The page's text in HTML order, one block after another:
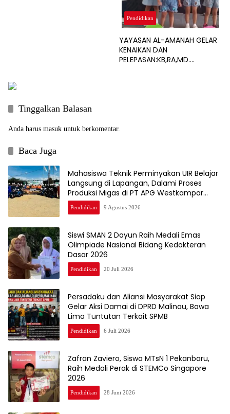
Pendidikan
YAYASAN AL-AMANAH GELAR
KENAIKAN DAN
PELEPASAN:KB,RA,MD.
Tinggalkan Balasan
Anda harus masuk untuk berkomentar.
Baca Juga
Mahasiswa Teknik Perminyakan UIR Belajar
Langsung di Lapangan, Dalami Proses
Produksi Migas di PT APG Westkampar
Indonesia
Pendidikan 9 Agustus 2026
Siswi SMAN 2 Dayun Raih Medali Emas
Olimpiade Nasional Bidang Kedokteran
Dasar 2026
Pendidikan 20 Juli 2026
Persadaku dan Aliansi Masyarakat Siap
Gelar Aksi Damai di DPRD Malinau, Bawa
Lima Tuntutan Terkait SPMB
Pendidikan 6 Juli 2026
Zafran Zaviero, Siswa MTsN 1 Pekanbaru,
Raih Medali Perak di STEMCo Singapore
2026
Pendidikan 28 Juni 2026